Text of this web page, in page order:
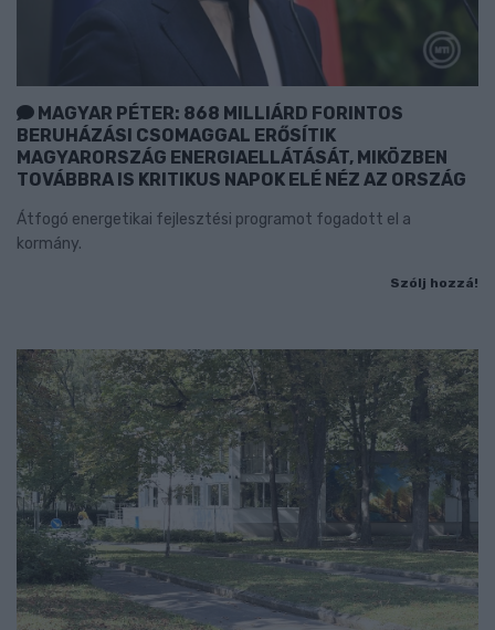
MAGYAR PÉTER: 868 MILLIÁRD FORINTOS
BERUHÁZÁSI CSOMAGGAL ERŐSÍTIK
MAGYARORSZÁG ENERGIAELLÁTÁSÁT, MIKÖZBEN
TOVÁBBRA IS KRITIKUS NAPOK ELÉ NÉZ AZ ORSZÁG
Átfogó energetikai fejlesztési programot fogadott el a
kormány.
Szólj hozzá!